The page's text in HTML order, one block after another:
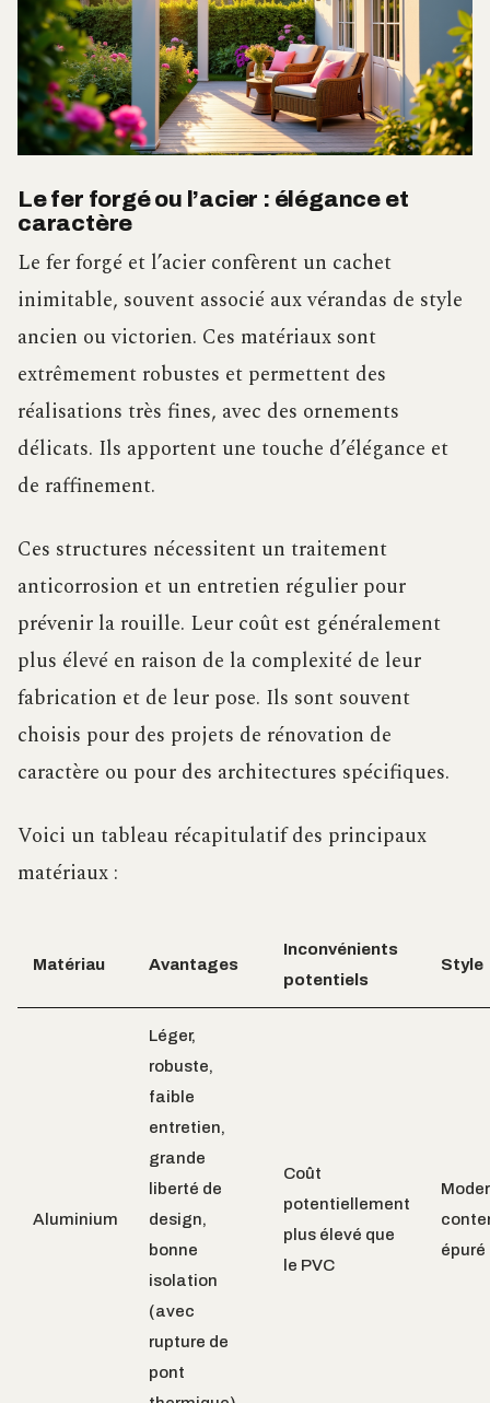
Le fer forgé ou l’acier : élégance et
caractère
Le fer forgé et l’acier confèrent un cachet
inimitable, souvent associé aux vérandas de style
ancien ou victorien. Ces matériaux sont
extrêmement robustes et permettent des
réalisations très fines, avec des ornements
délicats. Ils apportent une touche d’élégance et
de raffinement.
Ces structures nécessitent un traitement
anticorrosion et un entretien régulier pour
prévenir la rouille. Leur coût est généralement
plus élevé en raison de la complexité de leur
fabrication et de leur pose. Ils sont souvent
choisis pour des projets de rénovation de
caractère ou pour des architectures spécifiques.
Voici un tableau récapitulatif des principaux
matériaux :
Matériau Avantages
Inconvénients
potentiels
Style
Aluminium
Léger,
robuste,
faible
entretien,
grande
liberté de
design,
bonne
isolation
(avec
rupture de
pont
Coût
potentiellement
plus élevé que
le PVC
épuré